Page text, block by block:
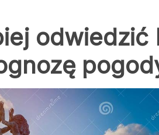
odwiedzić